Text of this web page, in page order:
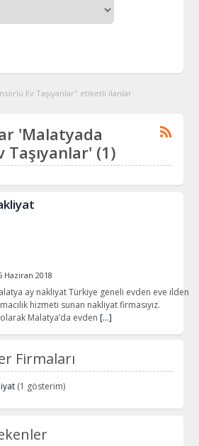
Ev Taşıyanlar" etiketli ilanlar
'Malatyada
Taşıyanlar' (1)
Haziran 2018
ay nakliyat Türkiye geneli evden eve ilden
hizmeti sunan nakliyat firmasıyız.
Malatya’da evden […]
Firmaları
(1 gösterim)